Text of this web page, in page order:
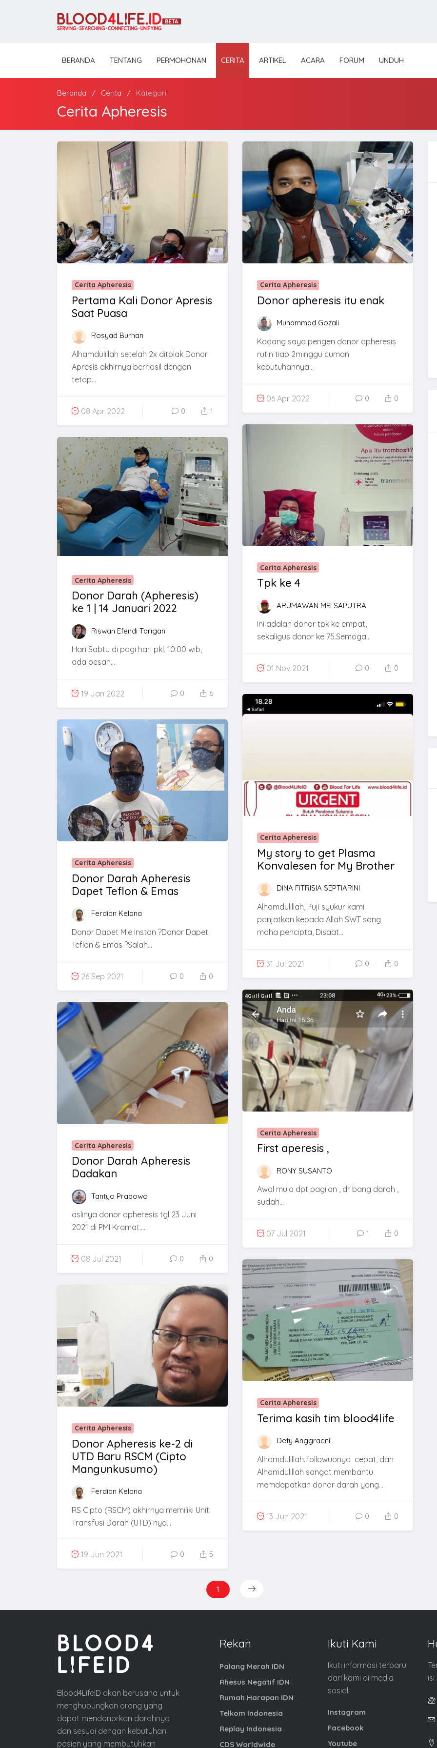
BERANDA TENTANG PERMOHONAN CERITA ARTIKEL ACARA FORUM UNDUH
Beranda Cerita Kategori
Cerita Apheresis
Cerita Apheresis
Pertama Kali Donor Apresis
Saat Puasa
Rosyad Burhan
Alhamdulillah setelah 2x ditolak Donor
Apresis akhirnya berhasil dengan
tetap...
08 Apr 2022 0 1
Cerita Apheresis
Donor apheresis itu enak
Muhammad Gozali
Kadang saya pengen donor apheresis
rutin tiap 2minggu cuman
kebutuhannya...
06 Apr 2022 0 0
Cerita Apheresis
Donor Darah (Apheresis)
ke 1 | 14 Januari 2022
Riswan Efendi Tarigan
Hari Sabtu di pagi hari pkl. 10:00 wib,
ada pesan...
19 Jan 2022 0 6
Cerita Apheresis
Tpk ke 4
ARUMAWAN MEI SAPUTRA
Ini adalah donor tpk ke empat,
sekaligus donor ke 75.Semoga...
01 Nov 2021 0 0
Cerita Apheresis
Donor Darah Apheresis
Dapet Teflon & Emas
Ferdian Kelana
Donor Dapet Mie Instan ?Donor Dapet
Teflon & Emas ?Salah...
26 Sep 2021 0 0
Cerita Apheresis
My story to get Plasma
Konvalesen for My Brother
DINA FITRISIA SEPTIARINI
Alhamdulillah, Puji syukur kami
panjatkan kepada Allah SWT sang
maha pencipta, Disaat...
31 Jul 2021 0 0
Cerita Apheresis
Donor Darah Apheresis
Dadakan
Tantyo Prabowo
aslinya donor apheresis tgl 23 Juni
2021 di PMI Kramat....
08 Jul 2021 0 0
Cerita Apheresis
First aperesis ,
RONY SUSANTO
Awal mula dpt pagilan , dr bang darah ,
sudah...
07 Jul 2021 1 0
Cerita Apheresis
Donor Apheresis ke-2 di
UTD Baru RSCM (Cipto
Mangunkusumo)
Ferdian Kelana
RS Cipto (RSCM) akhirnya memiliki Unit
Transfusi Darah (UTD) nya...
19 Jun 2021 0 5
Cerita Apheresis
Terima kasih tim blood4life
Dety Anggraeni
Alhamdulillah..followuonya cepat, dan
Alhamdulillah sangat membantu
memdapatkan donor darah yang...
13 Jun 2021 0 0
1
Blood4LifeID akan berusaha untuk
menghubungkan orang yang
dapat mendonorkan darahnya
dan sesuai dengan kebutuhan
pasien yang membutuhkan
Rekan
Palang Merah IDN
Rhesus Negatif IDN
Rumah Harapan IDN
Telkom Indonesia
Replay Indonesia
CDS Worldwide
Ikuti Kami
Ikuti informasi terbaru
dari kami di media
sosial:
Instagram
Facebook
Youtube